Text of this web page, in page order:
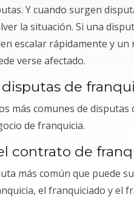
Y cuando surgen
la situación. Si una
escalar rápidamente y
verse afectado.
de
más comunes de
de franquicia.
contrato de
más común que puede
el franquiciado y el